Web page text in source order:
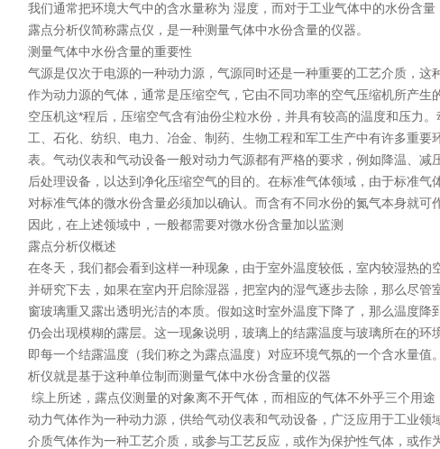
我们通常把环境大气中的含水量称为 湿度，而对于工业气体中的水份含
露点分析仪简称露点仪，是一种测量气体中水份含量的仪器。
测量气体中水份含量的重要性
气源是仅次于电源的一种动力源，气源同时还是一种重要的工艺介质，这
作为动力源的气体，通常是压缩空气，它由不同功率的空气压缩机所产
空压机这*程后，压缩空气含有油份尘粒水份，并具有较高的温度和压力
工、石化、纺织、电力、冶金、制药、生物工程和军工生产中有许多重
表。气动仪表和气动设备一般对动力气源都有严格的要求，例如降温、
后处理设备，以达到净化压缩空气的目的。在标准气体领域，由于标准
对标准气体的微水份含量必须加以确认。而含有不同水份的氮气本身就可
因此，在上述领域中，一般都需要对微水份含量加以监测
露点分析仪概述
在冬天，我们都会看到这样一种现象，由于室外温度较低，室内较湿热
并研究下去，如果在室内开启除湿器，把室内的湿气逐步去除，那么尽
窗玻璃重又露出透明光洁的本质。假如这时室外温度下降了，那么温度
仍会出现模糊的露层。这一现象说明，玻璃上的结露温度与玻璃所在的
即每一个结露温度（我们称之为露点温度）对应环境气氛的一个含水量
析仪就是基于这种单位制而测量气体中水份含量的仪器
综上所述，露点仪测量的对象离不开气体，而相应的气体不外乎三个用
动力气体作为一种动力源，供给气动仪表和气动设备，广泛应用于工业领
介质气体作为一种工艺介质，或参与工艺反应，或作为保护性气体，或